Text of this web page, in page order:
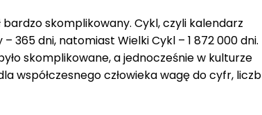
skomplikowany. Cykl, czyli kalendarz
365 dni, natomiast Wielki Cykl – 1 872 000 dni.
skomplikowane, a jednocześnie w kulturze
współczesnego człowieka wagę do cyfr, liczb